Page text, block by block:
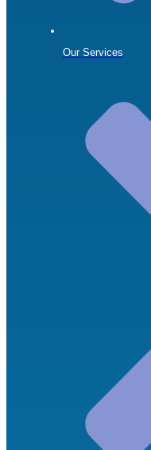
Our Services